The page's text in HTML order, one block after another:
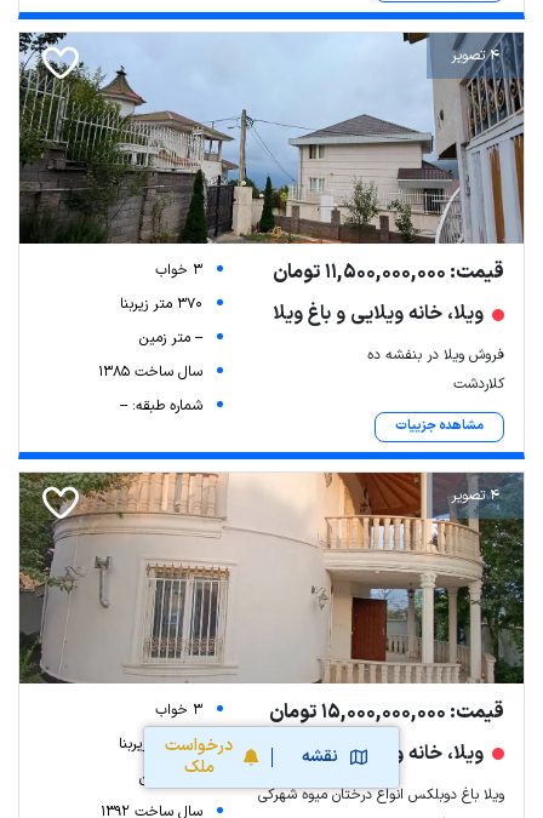
نقشه
درخواست
ملک
4 تصویر
قیمت: 11,500,000,000 تومان
ویلا، خانه ویلایی و باغ ویلا
فروش ویلا در بنفشه ده
کلاردشت
مشاهده جزییات
3 خواب
370 متر زیربنا
-- متر زمین
سال ساخت 1385
شماره طبقه: --
4 تصویر
قیمت: 15,000,000,000 تومان
ویلا، خانه ویلایی و باغ ویلا
ویلا باغ دوبلکس انواع درختان میوه شهرکی
3 خواب
330 متر زیربنا
-- متر زمین
سال ساخت 1392